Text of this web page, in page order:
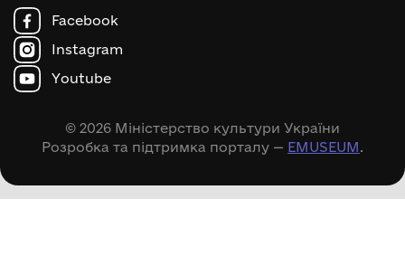
Facebook
Instagram
Youtube
© 2026 Міністерство культури України
Розробка та підтримка порталу — EMUSEUM.